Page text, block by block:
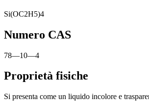
Si(OC2H5)4
Numero CAS
78—10—4
Proprietà fisiche
Si presenta come un liquido incolore e